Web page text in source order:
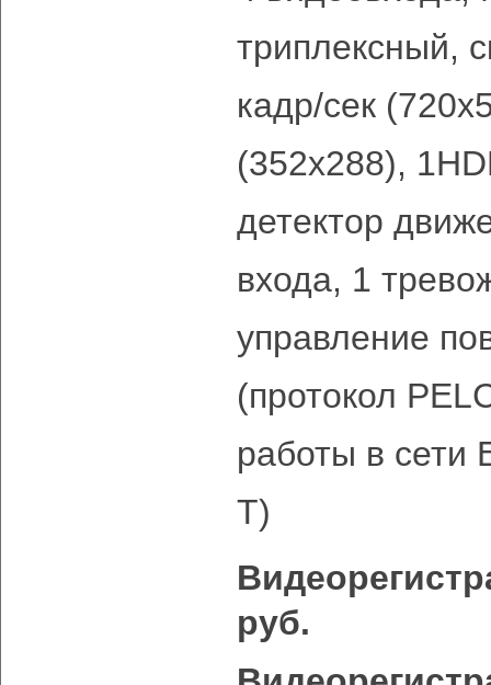
триплексный,
кадр/сек
(352х288),
детектор
входа, 1
управление
(протокол
работы в сети
T)
руб.